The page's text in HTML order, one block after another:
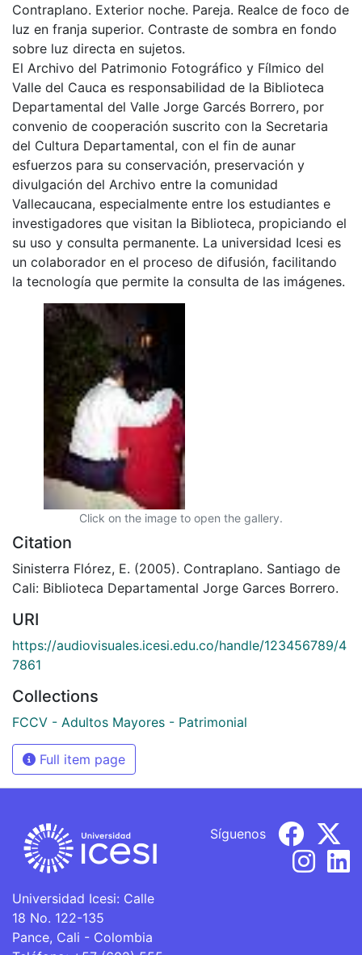
Contraplano. Exterior noche. Pareja. Realce de foco de
luz en franja superior. Contraste de sombra en fondo
sobre luz directa en sujetos.
El Archivo del Patrimonio Fotográfico y Fílmico del
Valle del Cauca es responsabilidad de la Biblioteca
Departamental del Valle Jorge Garcés Borrero, por
convenio de cooperación suscrito con la Secretaria
del Cultura Departamental, con el fin de aunar
esfuerzos para su conservación, preservación y
divulgación del Archivo entre la comunidad
Vallecaucana, especialmente entre los estudiantes e
investigadores que visitan la Biblioteca, propiciando el
su uso y consulta permanente. La universidad Icesi es
un colaborador en el proceso de difusión, facilitando
la tecnología que permite la consulta de las imágenes.
Click on the image to open the gallery.
Citation
Sinisterra Flórez, E. (2005). Contraplano. Santiago de
Cali: Biblioteca Departamental Jorge Garces Borrero.
URI
https://audiovisuales.icesi.edu.co/handle/123456789/4
7861
Collections
FCCV - Adultos Mayores - Patrimonial
Full item page
Universidad Icesi: Calle
18 No. 122-135
Pance, Cali - Colombia
Síguenos